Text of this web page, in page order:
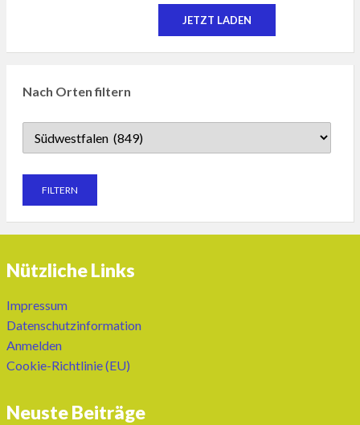
JETZT LADEN
Nach Orten filtern
Nützliche Links
Impressum
Datenschutzinformation
Anmelden
Cookie-Richtlinie (EU)
Neuste Beiträge